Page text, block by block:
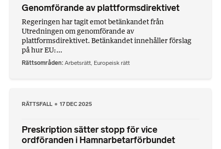
Genomförande av plattformsdirektivet
Regeringen har tagit emot betänkandet från
Utredningen om genomförande av
plattformsdirektivet. Betänkandet innehåller förslag
på hur EU:...
Rättsområden Arbetsrätt, Europeisk rätt
RÄTTSFALL 17 DEC 2025
Preskription sätter stopp för vice
ordföranden i Hamnarbetarförbundet